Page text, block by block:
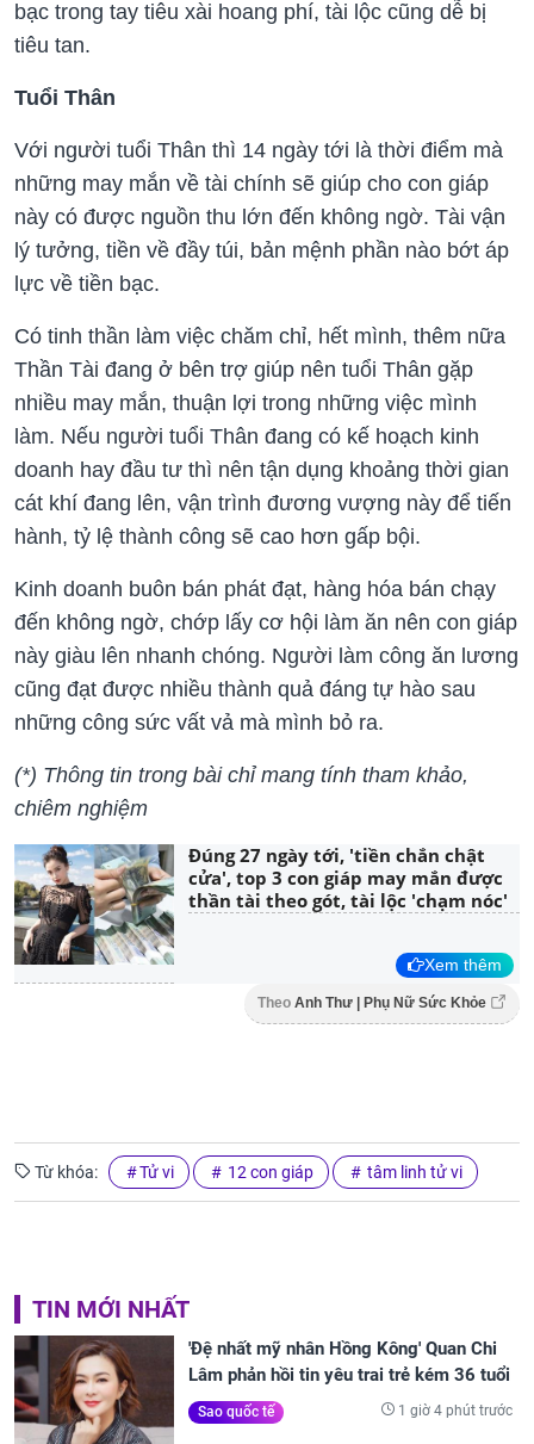
bạc trong tay tiêu xài hoang phí, tài lộc cũng dễ bị
tiêu tan.
Tuổi Thân
Với người tuổi Thân thì 14 ngày tới là thời điểm mà
những may mắn về tài chính sẽ giúp cho con giáp
này có được nguồn thu lớn đến không ngờ. Tài vận
lý tưởng, tiền về đầy túi, bản mệnh phần nào bớt áp
lực về tiền bạc.
Có tinh thần làm việc chăm chỉ, hết mình, thêm nữa
Thần Tài đang ở bên trợ giúp nên tuổi Thân gặp
nhiều may mắn, thuận lợi trong những việc mình
làm. Nếu người tuổi Thân đang có kế hoạch kinh
doanh hay đầu tư thì nên tận dụng khoảng thời gian
cát khí đang lên, vận trình đương vượng này để tiến
hành, tỷ lệ thành công sẽ cao hơn gấp bội.
Kinh doanh buôn bán phát đạt, hàng hóa bán chạy
đến không ngờ, chớp lấy cơ hội làm ăn nên con giáp
này giàu lên nhanh chóng. Người làm công ăn lương
cũng đạt được nhiều thành quả đáng tự hào sau
những công sức vất vả mà mình bỏ ra.
(*) Thông tin trong bài chỉ mang tính tham khảo,
chiêm nghiệm
Đúng 27 ngày tới, 'tiền chắn chật
cửa', top 3 con giáp may mắn được
thần tài theo gót, tài lộc 'chạm nóc'
Xem thêm
Theo Anh Thư | Phụ Nữ Sức Khỏe
Từ khóa: Tử vi 12 con giáp tâm linh tử vi
TIN MỚI NHẤT
'Đệ nhất mỹ nhân Hồng Kông' Quan Chi
Lâm phản hồi tin yêu trai trẻ kém 36 tuổi
Sao quốc tế 1 giờ 4 phút trước